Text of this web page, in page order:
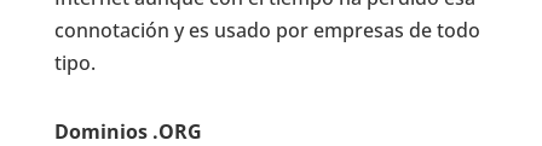
connotación y es usado por empresas de todo
tipo.
Dominios .ORG